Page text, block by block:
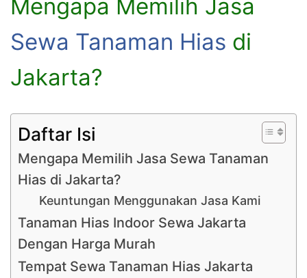
Mengapa Memilih Jasa
Sewa Tanaman Hias di
Jakarta?
Daftar Isi
Mengapa Memilih Jasa Sewa Tanaman
Hias di Jakarta?
Keuntungan Menggunakan Jasa Kami
Tanaman Hias Indoor Sewa Jakarta
Dengan Harga Murah
Tempat Sewa Tanaman Hias Jakarta